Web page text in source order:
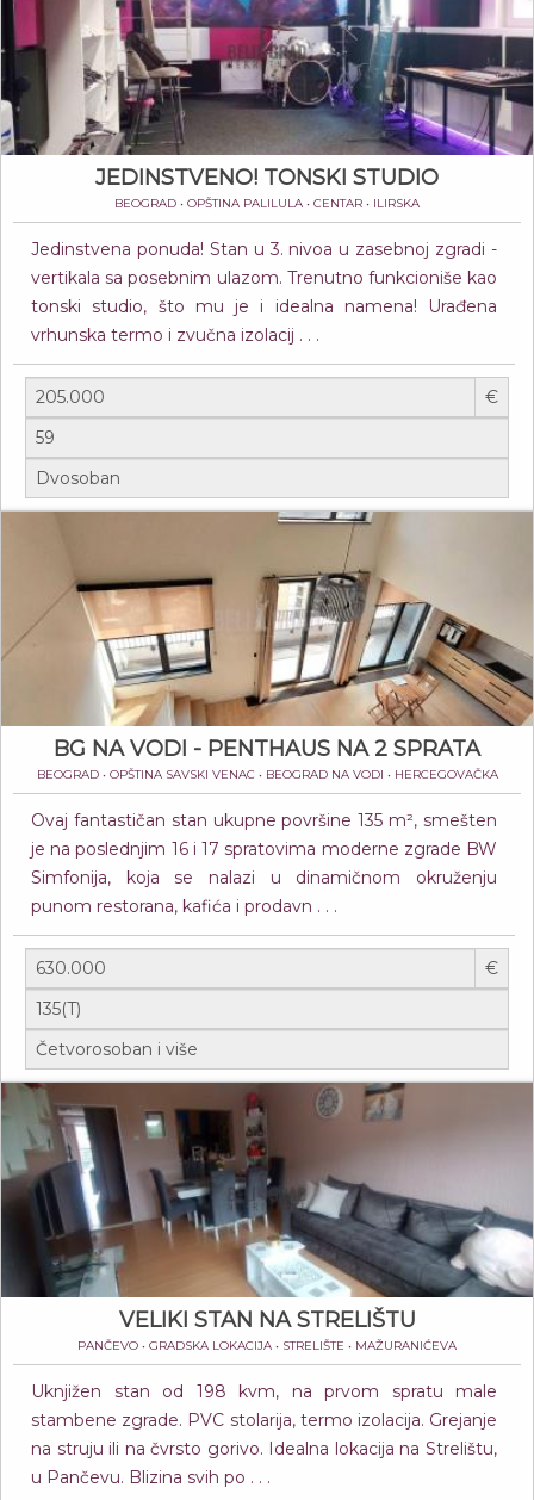
JEDINSTVENO! TONSKI STUDIO
BEOGRAD • OPŠTINA PALILULA • CENTAR • ILIRSKA
Jedinstvena ponuda! Stan u 3. nivoa u zasebnoj zgradi -
vertikala sa posebnim ulazom. Trenutno funkcioniše kao
tonski studio, što mu je i idealna namena! Urađena
vrhunska termo i zvučna izolacij . . .
€
BG NA VODI - PENTHAUS NA 2 SPRATA
BEOGRAD • OPŠTINA SAVSKI VENAC • BEOGRAD NA VODI • HERCEGOVAČKA
Ovaj fantastičan stan ukupne površine 135 m², smešten
je na poslednjim 16 i 17 spratovima moderne zgrade BW
Simfonija, koja se nalazi u dinamičnom okruženju
punom restorana, kafića i prodavn . . .
€
VELIKI STAN NA STRELIŠTU
PANČEVO • GRADSKA LOKACIJA • STRELIŠTE • MAŽURANIĆEVA
Uknjižen stan od 198 kvm, na prvom spratu male
stambene zgrade. PVC stolarija, termo izolacija. Grejanje
na struju ili na čvrsto gorivo. Idealna lokacija na Strelištu,
u Pančevu. Blizina svih po . . .